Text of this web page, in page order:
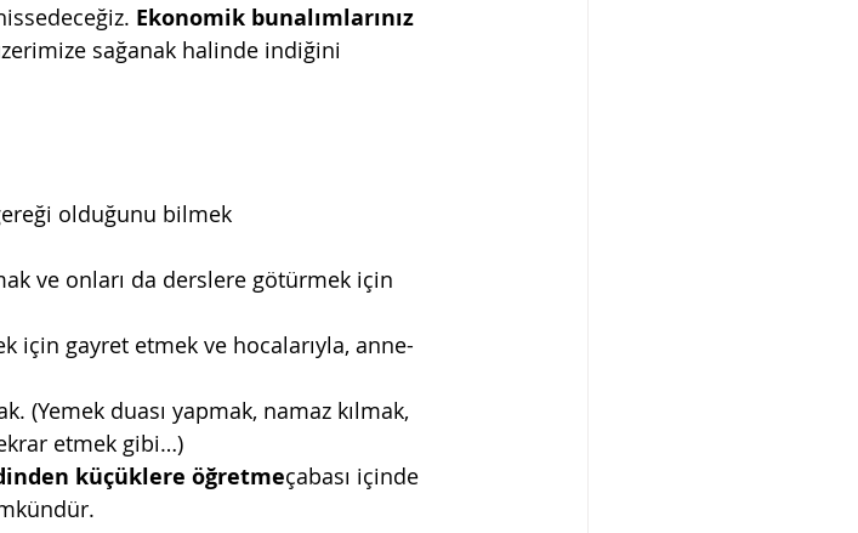
Ekonomik bunalımlarınız
sağanak halinde indiğini
olduğunu bilmek
ve onları da derslere götürmek için
için gayret etmek ve hocalarıyla, anne-
(Yemek duası yapmak, namaz kılmak,
etmek gibi…)
küçüklere öğretmeçabası içinde